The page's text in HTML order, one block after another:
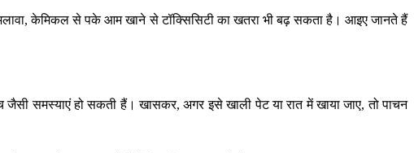
केमिकल से पके आम खाने से टॉक्सिसिटी का खतरा भी बढ़ सकता है। आइए जानते हैं
समस्याएं हो सकती हैं। खासकर, अगर इसे खाली पेट या रात में खाया जाए, तो पाचन